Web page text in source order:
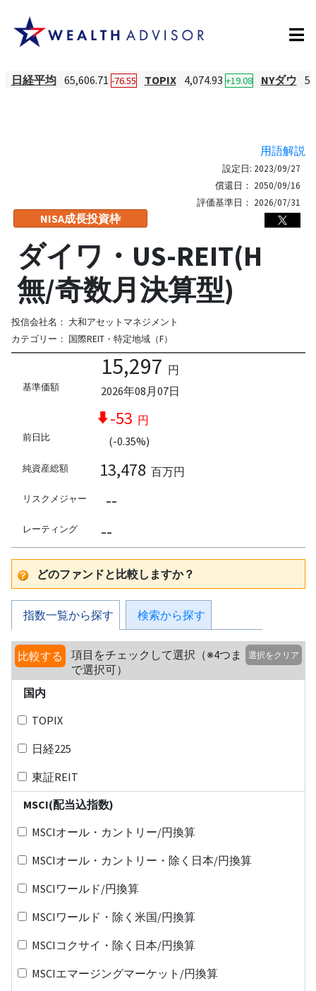
日経平均 65,606.71 -76.55 TOPIX 4,074.93 +19.08 NYダウ
用語解説
NISA成長投資枠
設定日: 2023/09/27
償還日： 2050/09/16
評価基準日： 2026/07/31
ダイワ・US-REIT(H
無/奇数月決算型)
投信会社名： 大和アセットマネジメント
カテゴリー： 国際REIT・特定地域（F）
基準価額
15,297 円
2026年08月07日
前日比
-53 円
(-0.35%)
純資産総額 13,478 百万円
リスクメジャー --
レーティング --
どのファンドと比較しますか？
指数一覧から探す 検索から探す
比較する
項目をチェックして選択（※4つま
で選択可）
選択をクリア
国内
TOPIX
日経225
東証REIT
MSCI(配当込指数)
MSCIオール・カントリー/円換算
MSCIオール・カントリー・除く日本/円換算
MSCIワールド/円換算
MSCIワールド・除く米国/円換算
MSCIコクサイ・除く日本/円換算
MSCIエマージングマーケット/円換算